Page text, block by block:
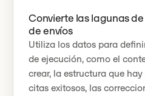
Convierte las lagunas
de envíos
Utiliza los datos para
de ejecución, como el
crear, la estructura que
citas exitosos, las